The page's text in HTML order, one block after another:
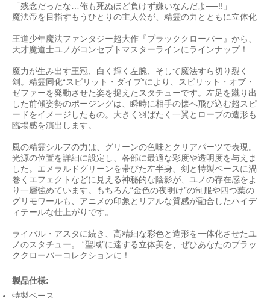
「残念だったな…俺も死ぬほど負けず嫌いなんだよ──!!」
魔法帝を目指すもうひとりの主人公が、精霊の力とともに立体化
王道少年魔法ファンタジー超大作『ブラッククローバー』から、
天才魔道士ユノがコンセプトマスターラインにラインナップ！
魔力が生み出す王冠、白く輝く左腕、そして魔法すら切り裂く
剣。精霊同化“スピリット・ダイブ”により、スピリット・オブ・
ゼファーを発動させた姿を捉えたスタチューです。左足を蹴り出
した前傾姿勢のポージングは、瞬時に相手の懐へ飛び込む超スピ
ードをイメージしたもの。大きく羽ばたく一翼とローブの造形も
臨場感を演出します。
風の精霊シルフの力は、グリーンの色味とクリアパーツで表現。
光源の位置を詳細に設定し、各部に最適な彩度や透明度を与えま
した。エメラルドグリーンを帯びた左半身、剣と特製ベースに渦
巻くエフェクトなどに見える神秘的な陰影が、ユノの存在感をよ
り一層強めています。もちろん“金色の夜明け”の制服や四つ葉の
グリモワールも、アニメの印象とリアルな質感が融合したハイデ
ィテールな仕上がりです。
ライバル・アスタに続き、高精細な彩色と造形を一体化させたユ
ノのスタチュー。 “聖域”に達する立体美を、ぜひあなたのブラッ
ククローバーコレクションに！
製品仕様:
特製ベース